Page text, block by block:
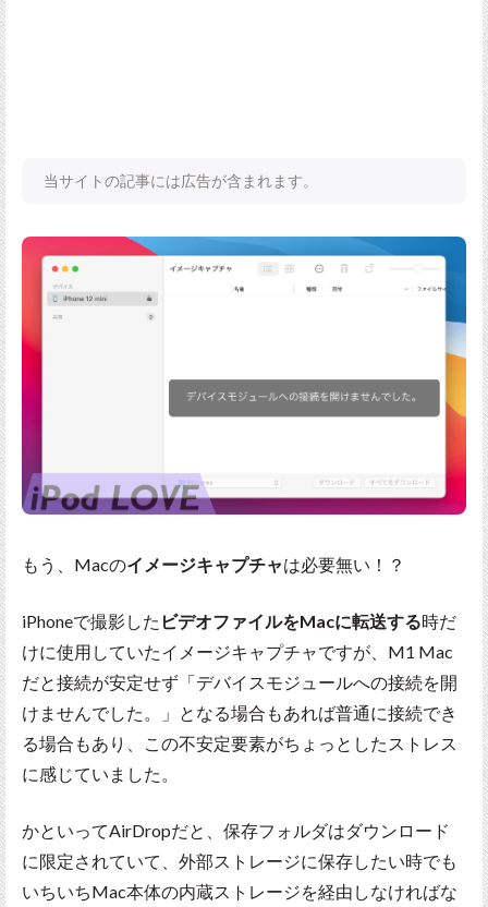
当サイトの記事には広告が含まれます。
もう、Macのイメージキャプチャは必要無い！？
iPhoneで撮影した ビデオファイルをMacに転送する時だ
けに使用していたイメージキャプチャですが、M1 Mac
だと接続が安定せず「デバイスモジュールへの接続を開
けませんでした。」となる場合もあれば普通に接続でき
る場合もあり、この不安定要素がちょっとしたストレス
に感じていました。
かといってAirDropだと、保存フォルダはダウンロード
に限定されていて、外部ストレージに保存したい時でも
いちいちMac本体の内蔵ストレージを経由しなければな